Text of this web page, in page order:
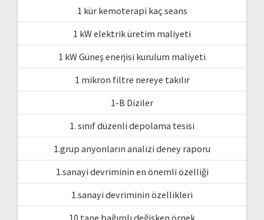
1 kür kemoterapi kaç seans
1 kW elektrik üretim maliyeti
1 kW Güneş enerjisi kurulum maliyeti
1 mikron filtre nereye takılır
1-B Diziler
1. sınıf düzenli depolama tesisi
1.grup anyonların analizi deney raporu
1.sanayi devriminin en önemli özelliği
1.sanayi devriminin özellikleri
10 tane bağımlı değişken örnek